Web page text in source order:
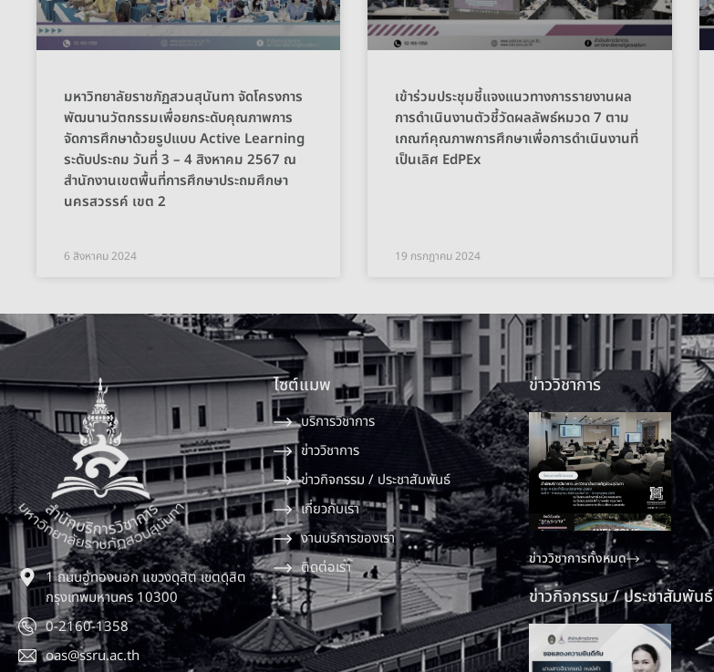
มหาวิทยาลัยราชภัฏสวนสุนันทา จัดโครงการ
พัฒนานวัตกรรมเพื่อยกระดับคุณภาพการ
จัดการศึกษาด้วยรูปแบบ Active Learning
ระดับประถม วันที่ 3 – 4 สิงหาคม 2567 ณ
สำนักงานเขตพื้นที่การศึกษาประถมศึกษา
นครสวรรค์ เขต 2
6 สิงหาคม 2024
เข้าร่วมประชุมชี้แจงแนวทางการรายงานผล
การดำเนินงานตัวชี้วัดผลลัพธ์หมวด 7 ตาม
เกณฑ์คุณภาพการศึกษาเพื่อการดำเนินงานที่
เป็นเลิศ EdPEx
19 กรกฎาคม 2024
1 ถนนอู่ทองนอก แขวงดุสิต เขตดุสิต
กรุงเทพมหานคร 10300
0-2160-1358
oas@ssru.ac.th
ไซต์แมพ
บริการวิชาการ
ข่าววิชาการ
ข่าวกิจกรรม / ประชาสัมพันธ์
เกี่ยวกับเรา
งานบริการของเรา
ติดต่อเรา
ข่าววิชาการ
ข่าววิชาการทั้งหมด
ข่าวกิจกรรม / ประชาสัมพันธ์